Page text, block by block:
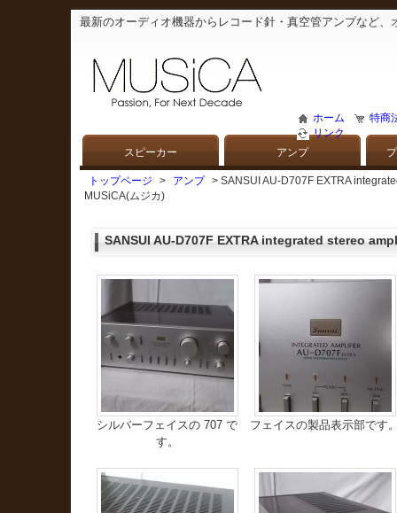
最新のオーディオ機器からレコード針・真空管アンプなど
ホーム
特商
リンク
スピーカー アンプ
トップページ > アンプ
> SANSUI AU-D707F EXTRA
MUSiCA(ムジカ)
SANSUI AU-D707F EXTRA integrated stereo
シルバーフェイスの 707 で
す。
フェイスの製品表示部です